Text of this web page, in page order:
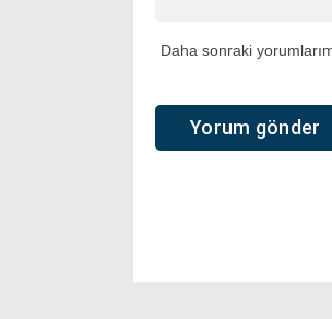
Daha sonraki